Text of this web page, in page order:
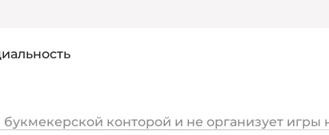
букмекерской конторой и не организует игры